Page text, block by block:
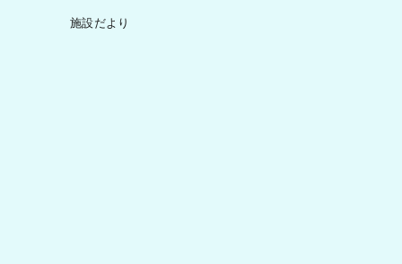
施設だより